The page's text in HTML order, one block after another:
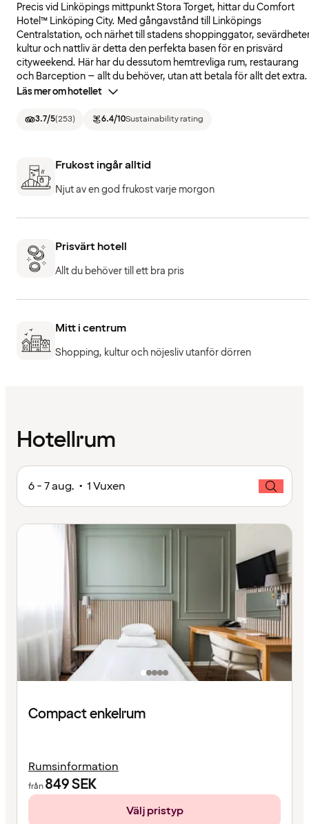
Precis vid Linköpings mittpunkt Stora Torget, hittar du Comfort
Hotel™ Linköping City. Med gångavstånd till Linköpings
Centralstation, och närhet till stadens shoppinggator,
kultur och nattliv är detta den perfekta basen för en prisvärd
cityweekend. Här har du dessutom hemtrevliga rum, restaurang
och Barception – allt du behöver, utan att betala för allt det extra.
Läs mer om hotellet
3.7/5(253) 6.4/10Sustainability rating
Frukost ingår alltid
Njut av en god frukost varje morgon
Prisvärt hotell
Allt du behöver till ett bra pris
Mitt i centrum
Shopping, kultur och nöjesliv utanför dörren
Hotellrum
6 - 7 aug. • 1 Vuxen
Compact enkelrum
Rumsinformation
från849SEK
Välj pristyp